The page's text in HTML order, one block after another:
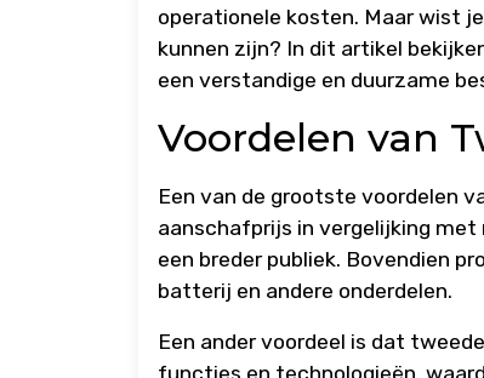
operationele kosten. Maar wist
kunnen zijn? In dit artikel
een verstandige en duurzame
Voordelen van
Een van de grootste voordelen
aanschafprijs in vergelijking
een breder publiek. Bovendien
batterij en andere onderdelen.
Een ander voordeel is dat